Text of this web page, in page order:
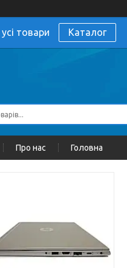
товари Каталог
Про нас Головна